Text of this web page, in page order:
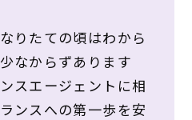
りたての頃はわから
なからずあります
スエージェントに相
ンスへの第一歩を安